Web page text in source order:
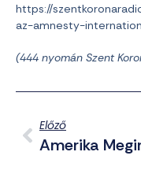
https://
az-amnesty-
(444 nyomán Szent
Előző